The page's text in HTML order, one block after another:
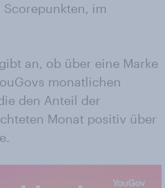
im
an, ob über eine Marke
monatlichen
den Anteil der
Monat positiv über